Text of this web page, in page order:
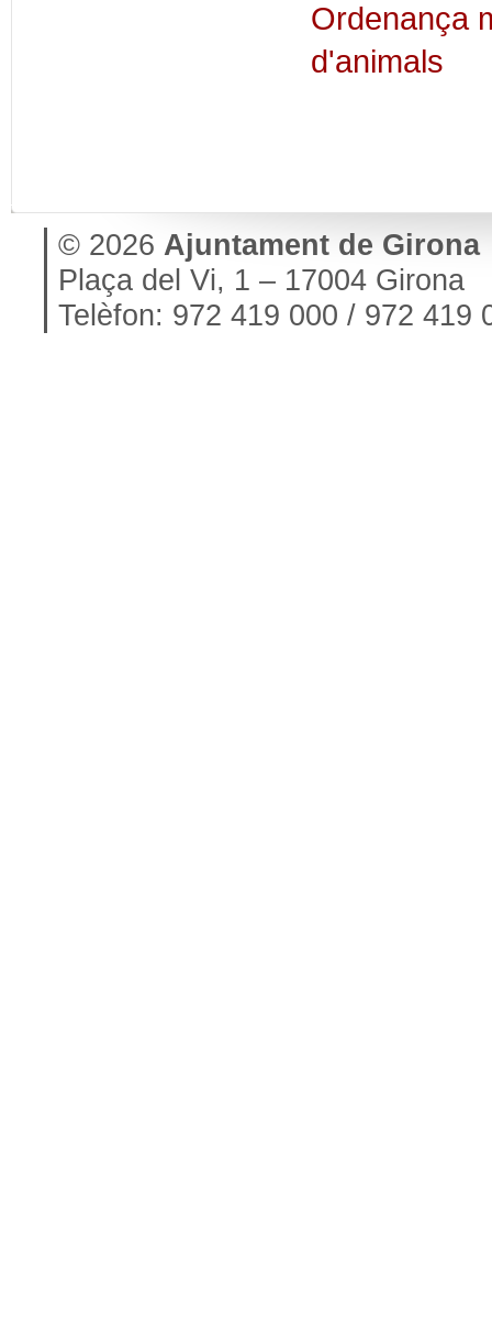
Ordenança
d'animals
© 2026 Ajuntament de Girona
Plaça del Vi, 1 – 17004 Girona
Telèfon: 972 419 000 / 972 419